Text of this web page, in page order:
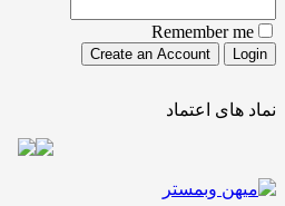
اعتماد